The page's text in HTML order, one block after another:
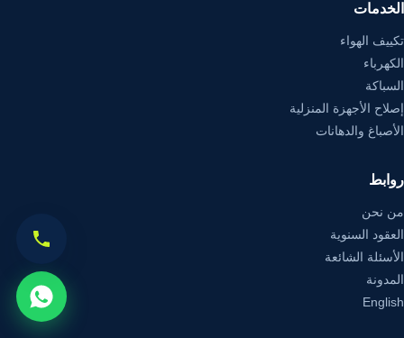
الخدمات
تكييف الهواء
الكهرباء
السباكة
إصلاح الأجهزة المنزلية
الأصباغ والدهانات
روابط
من نحن
العقود السنوية
الأسئلة الشائعة
المدونة
English